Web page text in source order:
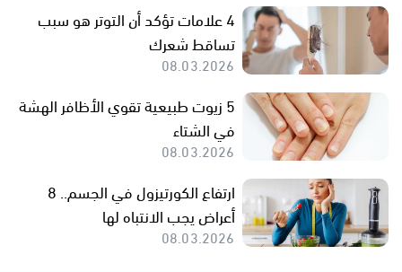
4 علامات تؤكد أن التوتر هو سبب
تساقط شعرك
08.03.2026
5 زيوت طبيعية تقوي الأظافر الهشة
في الشتاء
08.03.2026
ارتفاع الكورتيزول في الجسم.. 8
أعراض يجب الانتباه لها
08.03.2026